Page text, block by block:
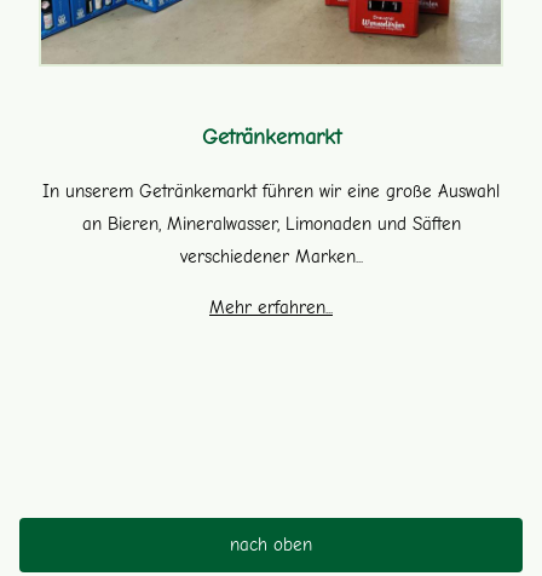
Getränkemarkt
In unserem Getränkemarkt führen wir eine große Auswahl
an Bieren, Mineralwasser, Limonaden und Säften
verschiedener Marken...
Mehr erfahren...
nach oben